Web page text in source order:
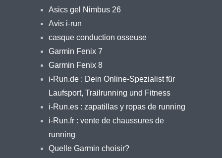
Asics gel Nimbus 26
Avis i-run
casque conduction osseuse
Garmin Fenix 7
Garmin Fenix 8
i-Run.de : Dein Online-Spezialist für
Laufsport, Trailrunning und Fitness
i-Run.es : zapatillas y ropas de running
i-Run.fr : vente de chaussures de
running
Quelle Garmin choisir?